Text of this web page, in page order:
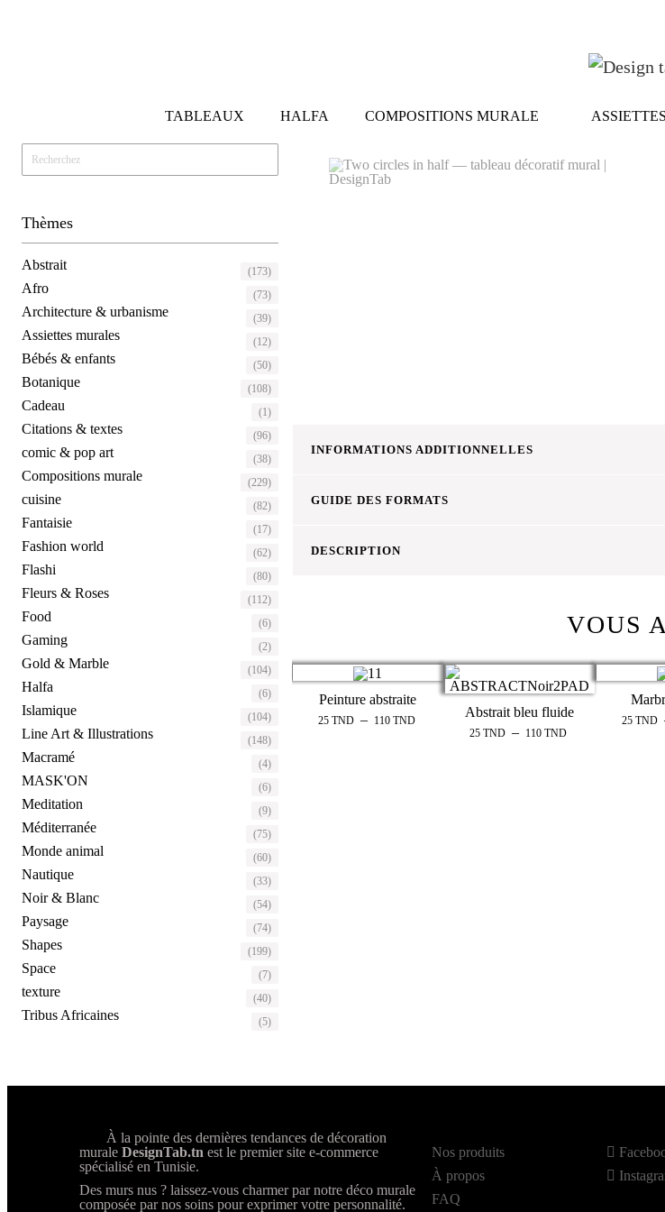
TABLEAUX HALFA COMPOSITIONS MURALE
INFORMATIONS ADDITIONNELLES
GUIDE DES FORMATS
DESCRIPTION
VOUS
Peinture abstraite
25 TND – 110 TND
Abstrait bleu fluide
25TND – 110TND
25 TND
Thèmes
Abstrait (173)
Afro (73)
Architecture & urbanisme (39)
Assiettes murales (12)
Bébés & enfants (50)
Botanique (108)
Cadeau (1)
Citations & textes (96)
comic & pop art (38)
Compositions murale (229)
cuisine (82)
Fantaisie (17)
Fashion world (62)
Flashi (80)
Fleurs & Roses (112)
Food (6)
Gaming (2)
Gold & Marble (104)
Halfa (6)
Islamique (104)
Line Art & Illustrations (148)
Macramé (4)
MASK'ON (6)
Meditation (9)
Méditerranée (75)
Monde animal (60)
Nautique (33)
Noir & Blanc (54)
Paysage (74)
Shapes (199)
Space (7)
texture (40)
Tribus Africaines (5)
À la pointe des dernières tendances de décoration
murale DesignTab.tn est le premier site e-commerce
spécialisé en Tunisie.
Des murs nus ? laissez-vous charmer par notre déco murale
composée par nos soins pour exprimer votre personnalité.
Nos produits
À propos
FAQ